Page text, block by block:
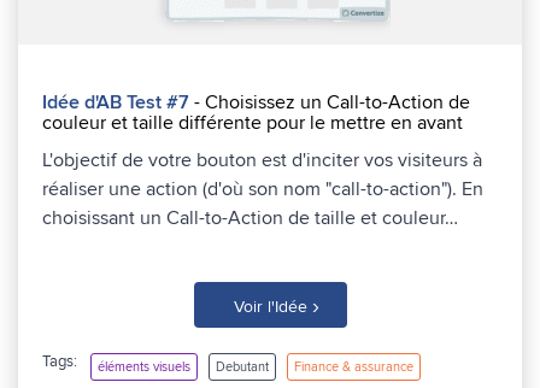
Idée d'AB Test #7 - Choisissez un Call-to-Action de
couleur et taille différente pour le mettre en avant
L'objectif de votre bouton est d'inciter vos visiteurs à
réaliser une action (d'où son nom "call-to-action"). En
choisissant un Call-to-Action de taille et couleur…
Voir l'Idée ›
Tags: éléments visuels Debutant Finance & assurance